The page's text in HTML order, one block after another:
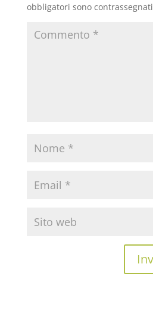
obbligatori sono contrassegnati